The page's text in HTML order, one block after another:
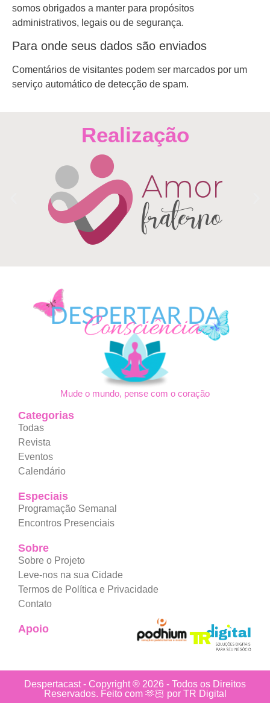
somos obrigados a manter para propósitos
administrativos, legais ou de segurança.
Para onde seus dados são enviados
Comentários de visitantes podem ser marcados por um
serviço automático de detecção de spam.
Realização
Mude o mundo, pense com o coração
Categorias
Todas
Revista
Eventos
Calendário
Especiais
Programação Semanal
Encontros Presenciais
Sobre
Sobre o Projeto
Leve-nos na sua Cidade
Termos de Política e Privacidade
Contato
Apoio
Despertacast - Copyright ® 2026 - Todos os Direitos
Reservados. Feito com 🫶🏻 por TR Digital